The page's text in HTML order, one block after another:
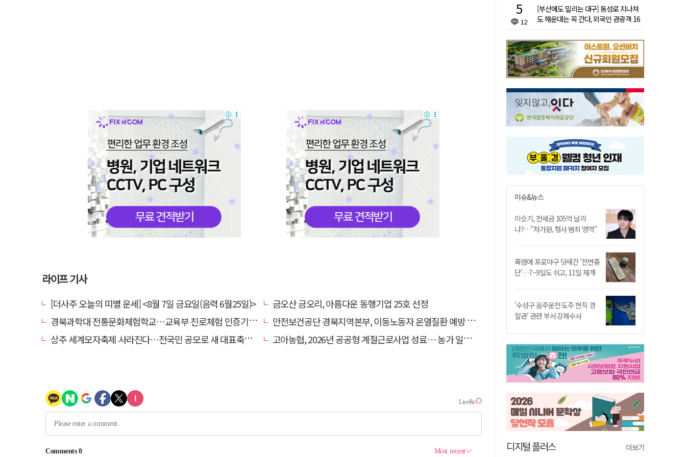
라이프 기사
[더사주 오늘의 띠별 운세] <8월 7일 금요일(음력 6월25일)>
금오산 금오리, 아름다운 동행기업 25호 선정
경북과학대 전통문화체험학교…교육부 진로체험 인증기관 선정
안전보건공단 경북지역본부, 이동노동자 온열질환 예방 캠페인
상주 세계모자축제 사라진다…전국민 공모로 새 대표축제 발굴 나서
고아농협, 2026년 공공형 계절근로사업 성료… 농가 일손 부족 해소 '효자'
12
[부산에도 밀리는 대구] 동성로 지나쳐
도 해운대는 꼭 간다, 외국인 관광객 16
이슈&뉴스
이승기, 전세금 105억 날리
나?…"차가원, 형사 범죄 영역"
폭염에 프로야구 닷새간 '전면중
단'…7~9일도 쉬고, 11일 재개
'수성구 음주운전 도주 현직 경
찰관' 관련 부서 강제수사
디지털 플러스 더보기